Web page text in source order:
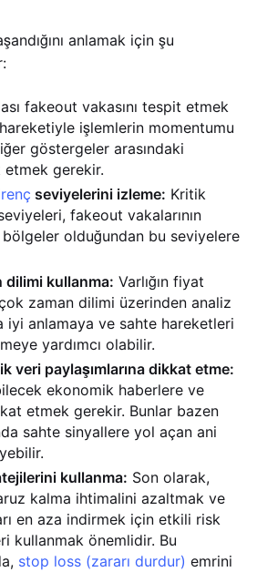
anlamak için şu
fakeout vakasını tespit etmek
işlemlerin momentumu
göstergeler arasındaki
etmek gerekir.
seviyelerini izleme: Kritik
fakeout vakalarının
bölgeler olduğundan bu seviyelere
dilimi kullanma: Varlığın fiyat
zaman dilimi üzerinden analiz
iyi anlamaya ve sahte hareketleri
yardımcı olabilir.
veri paylaşımlarına dikkat etme:
ekonomik haberlere ve
etmek gerekir. Bunlar bazen
sahte sinyallere yol açan ani
kullanma: Son olarak,
kalma ihtimalini azaltmak ve
en aza indirmek için etkili risk
kullanmak önemlidir. Bu
stop loss (zararı durdur) emrini